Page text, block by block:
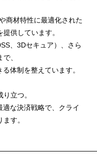
商材特性に最適化された
供しています。
、3Dセキュア）、さら
、
体制を整えています。
立つ。
な決済戦略で、クライ
す。